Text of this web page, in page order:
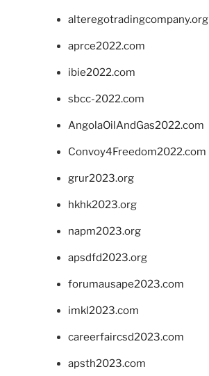
alteregotradingcompany.org
aprce2022.com
ibie2022.com
sbcc-2022.com
AngolaOilAndGas2022.com
Convoy4Freedom2022.com
grur2023.org
hkhk2023.org
napm2023.org
apsdfd2023.org
forumausape2023.com
imkl2023.com
careerfaircsd2023.com
apsth2023.com